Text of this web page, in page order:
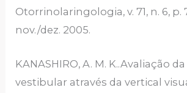
Otorrinolaringologia, v. 71, n. 6, p.
nov./dez. 2005.
KANASHIRO, A. M. K..Avaliação
vestibular através da vertical